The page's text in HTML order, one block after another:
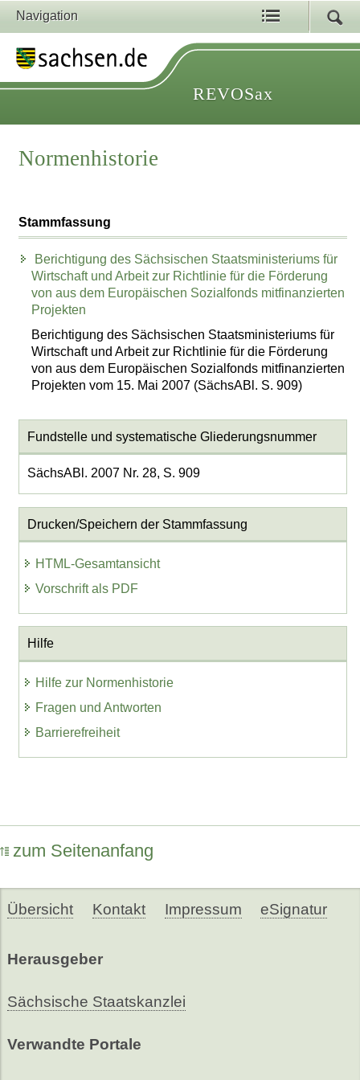
Navigation
REVOSax
Normenhistorie
Stammfassung
Berichtigung des Sächsischen Staatsministeriums für
Wirtschaft und Arbeit zur Richtlinie für die Förderung
von aus dem Europäischen Sozialfonds mitfinanzierten
Projekten
Berichtigung des Sächsischen Staatsministeriums für
Wirtschaft und Arbeit zur Richtlinie für die Förderung
von aus dem Europäischen Sozialfonds mitfinanzierten
Projekten vom 15. Mai 2007 (SächsABl. S. 909)
Fundstelle und systematische Gliederungsnummer
SächsABl. 2007 Nr. 28, S. 909
Drucken/Speichern der Stammfassung
HTML-Gesamtansicht
Vorschrift als PDF
Hilfe
Hilfe zur Normenhistorie
Fragen und Antworten
Barrierefreiheit
zum Seitenanfang
Übersicht Kontakt Impressum eSignatur
Herausgeber
Sächsische Staatskanzlei
Verwandte Portale